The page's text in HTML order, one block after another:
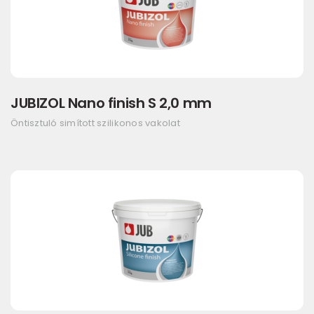
JUBIZOL Nano finish S 2,0 mm
Öntisztuló simított szilikonos vakolat